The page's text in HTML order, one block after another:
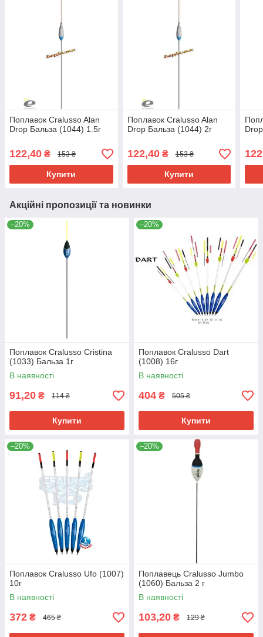
Поплавок Cralusso Alan
Drop Бальза (1044) 1.5г
122,40 ₴ 153 ₴
Купити
Поплавок Cralusso Alan
Drop Бальза (1044) 2г
122,40₴ 153 ₴
Купити
Акційні пропозиції та новинки
–20%
Поплавок Cralusso Cristina
(1033) Бальза 1г
В наявності
91,20 ₴ 114 ₴
Купити
–20%
Поплавок Cralusso Dart
(1008) 16г
В наявності
404 ₴ 505 ₴
Купити
–20%
Поплавок Cralusso Ufo (1007)
10г
В наявності
372 ₴ 465 ₴
–20%
Поплавець Cralusso Jumbo
(1060) Бальза 2 г
В наявності
103,20 ₴ 129 ₴